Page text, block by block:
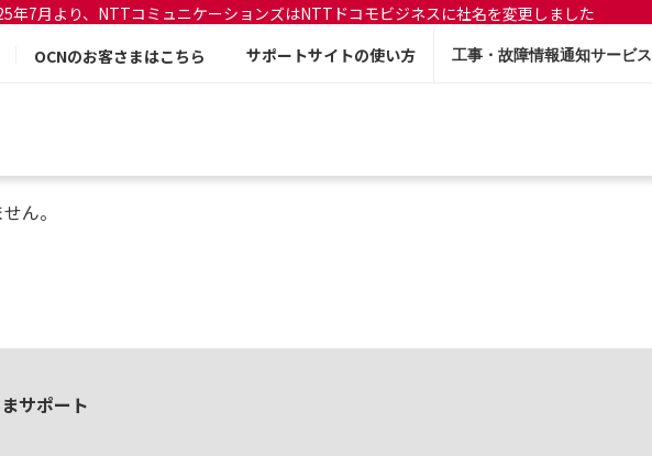
年7月より、NTTコミュニケーションズはNTTドコモビジネスに社名を変更しました
OCNのお客さまはこちら サポートサイトの使い方 工事・故障情報通知サービス
ん。
サポート